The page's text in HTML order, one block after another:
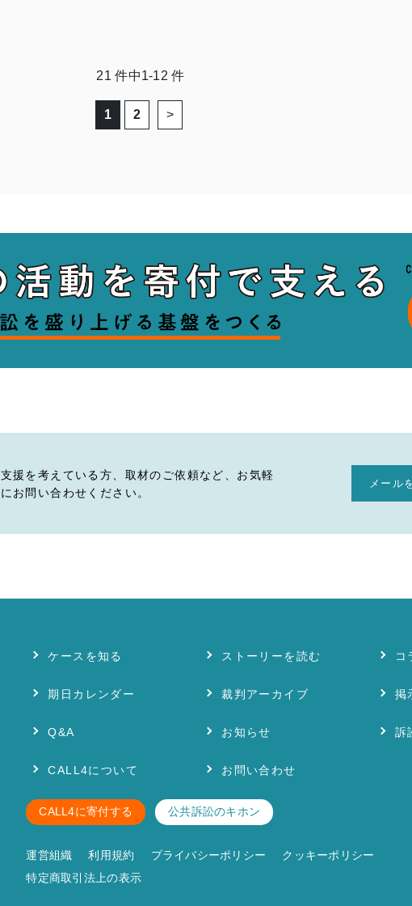
21 件中1-12 件
1 2 >
支援を考えている方、取材のご依頼など、お気軽
にお問い合わせください。
メール
ケースを知る
期日カレンダー
Q&A
CALL4について
ストーリーを読む
裁判アーカイブ
お知らせ
お問い合わせ
コ
掲
訴
CALL4に寄付する 公共訴訟のキホン
運営組織 利用規約 プライバシーポリシー
クッキーポリシー
特定商取引法上の表示